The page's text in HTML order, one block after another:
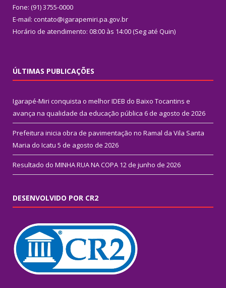
Fone: (91) 3755-0000
E-mail: contato@igarapemiri.pa.gov.br
Horário de atendimento: 08:00 às 14:00 (Seg até Quin)
ÚLTIMAS PUBLICAÇÕES
Igarapé-Miri conquista o melhor IDEB do Baixo Tocantins e
avança na qualidade da educação pública 6 de agosto de 2026
Prefeitura inicia obra de pavimentação no Ramal da Vila Santa
Maria do Icatu 5 de agosto de 2026
Resultado do MINHA RUA NA COPA 12 de junho de 2026
DESENVOLVIDO POR CR2